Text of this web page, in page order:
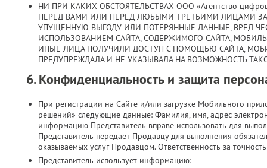
НИ ПРИ КАКИХ ОБСТОЯТЕЛЬСТВАХ ООО «Агентство
ПЕРЕД ВАМИ ИЛИ ПЕРЕД ЛЮБЫМИ ТРЕТЬИМИ ЛИЦАМИ
УПУЩЕННУЮ ВЫГОДУ ИЛИ ПОТЕРЯННЫЕ ДАННЫЕ, ВРЕД
ИСПОЛЬЗОВАНИЕМ САЙТА, СОДЕРЖИМОГО САЙТА,
ИНЫЕ ЛИЦА ПОЛУЧИЛИ ДОСТУП С ПОМОЩЬЮ САЙТА,
ПРЕДУПРЕЖДАЛА И НЕ УКАЗЫВАЛА НА ВОЗМОЖНОСТЬ
6. Конфиденциальность и защита
При регистрации на Сайте и/или загрузке Мобильного
решений» следующие данные: Фамилия, имя, адрес
информацию Представитель вправе использовать для
Представитель передает Продавцу для выполнения
оказываемых услуг Продавцом. Ответственность за
Представитель использует информацию: